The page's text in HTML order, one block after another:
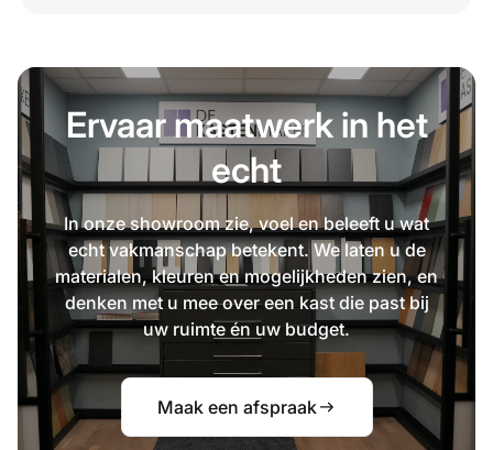
Ervaar maatwerk in het
echt
In onze showroom zie, voel en beleeft u wat
echt vakmanschap betekent. We laten u de
materialen, kleuren en mogelijkheden zien, en
denken met u mee over een kast die past bij
uw ruimte én uw budget.
Maak een afspraak